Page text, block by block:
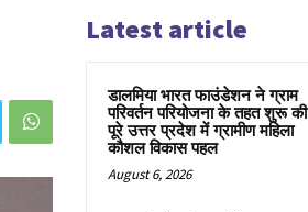
Latest article
डालमिया भारत फाउंडेशन ने ग्राम
परिवर्तन परियोजना के तहत शुरू की
पूरे उत्तर प्रदेश में ग्रामीण महिला
कौशल विकास पहल
August 6, 2026